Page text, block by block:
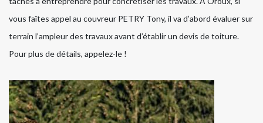
vous faîtes appel au couvreur PETRY Tony, il va d’abord évaluer sur
terrain l’ampleur des travaux avant d’établir un devis de toiture.
Pour plus de détails, appelez-le !